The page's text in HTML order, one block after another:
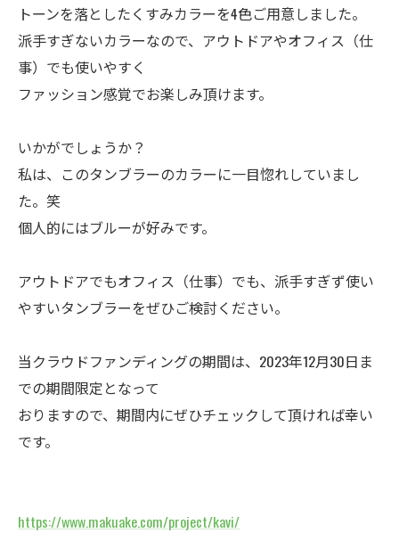
トーンを落としたくすみカラーを4色ご用意しました。
派手すぎないカラーなので、アウトドアやオフィス（仕
事）でも使いやすく
ファッション感覚でお楽しみ頂けます。
いかがでしょうか？
私は、このタンブラーのカラーに一目惚れしていまし
た。笑
個人的にはブルーが好みです。
アウトドアでもオフィス（仕事）でも、派手すぎず使い
やすいタンブラーをぜひご検討ください。
当クラウドファンディングの期間は、2023年12月30日ま
での期間限定となって
おりますので、期間内にぜひチェックして頂ければ幸い
です。
https://www.makuake.com/project/kavi/